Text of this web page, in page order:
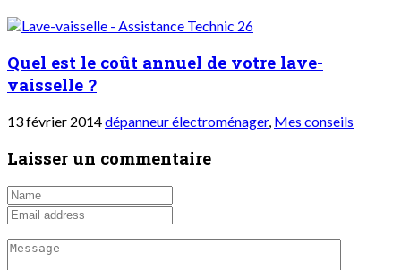
Quel est le coût annuel de votre lave-
vaisselle ?
13 février 2014dépanneur électroménager, Mes conseils
Laisser un commentaire